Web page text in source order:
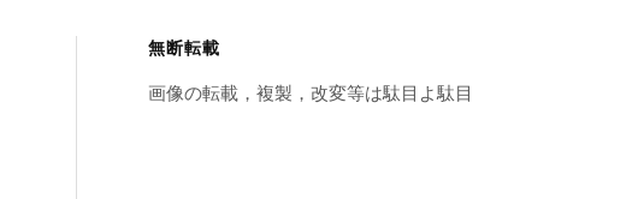
無断転載
画像の転載，複製，改変等は駄目よ駄目